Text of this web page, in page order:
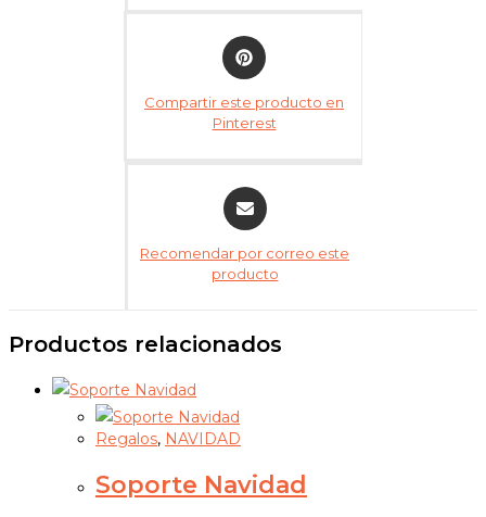
Opens
in
new
window
Compartir este producto en
Pinterest
Opens
in
new
window
Recomendar por correo este
producto
Productos relacionados
Regalos, NAVIDAD
Soporte Navidad